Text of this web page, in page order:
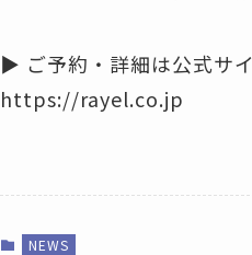
▶︎ ご予約・詳細は公式サ
https://rayel.co.jp
NEWS